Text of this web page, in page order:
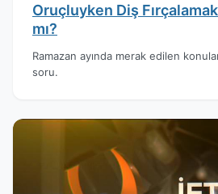
Oruçluyken Diş
mı?
Ramazan ayında merak edilen
soru.